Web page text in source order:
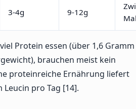
3-4g 9-12g
Protein essen (über 1,6 Gramm
brauchen meist kein
proteinreiche Ernährung liefert
Leucin pro Tag [14].